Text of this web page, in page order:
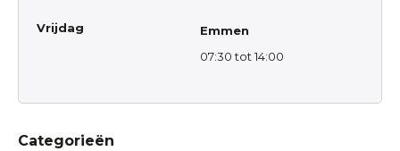
Vrijdag
Emmen
07:30 tot 14:00
Categorieën